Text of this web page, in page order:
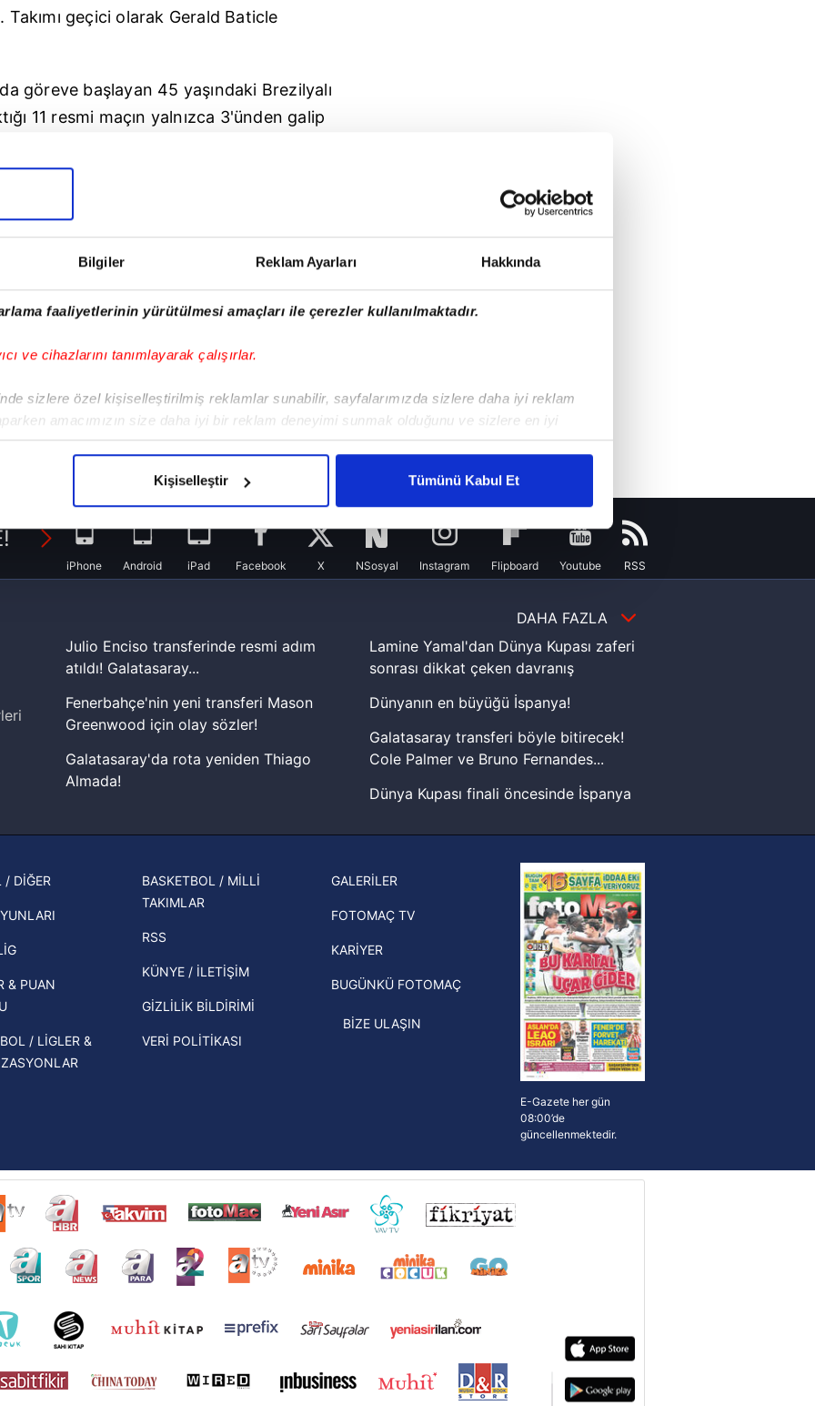
Bilgiler Reklam Ayarları Hakkında
faaliyetlerinin yürütülmesi amaçları ile çerezler kullanılmaktadır.
ve cihazlarını tanımlayarak çalışırlar.
sizlere özel kişiselleştirilmiş reklamlar sunabilir, sayfalarımızda sizlere daha iyi reklam
amacımızın size daha iyi bir reklam deneyimi sunmak olduğunu ve sizlere en iyi
gelen çabayı gösterdiğimizi ve bu noktada, reklamların maliyetlerimizi karşılamak
çerezlere izin vermedikleri takdirde, kullanıcılara hedefli reklamlar gösterilmeyecektir."
için İnternet Sitemizde kendimize ve üçüncü kişilere ait çerezler kullanılmaktadır. Bu
verileriniz işlenmekte olup gerekli olan çerezler bilgi toplumu hizmetlerinin sunulması
yer alan panel vasıtasıyla belirleyebilirsiniz. Çerezlere ilişkin detaylı bilgi için Ayarlar
ziyaret edebilirsiniz.
Kanunu uyarınca hazırlanmış Aydınlatma Metnimizi okumak ve sitemizde ilgili
çerezlerle ilgili bilgi almak için lütfen
Kişiselleştir Tümünü Kabul Et
geçici olarak Gerald Baticle
göreve başlayan 45 yaşındaki Brezilyalı
11 resmi maçın yalnızca 3'ünden galip
Lyon, lider Paris Saint-Germain'in
alıyor.
iPhone Android iPad Facebook X NSosyal Instagram Flipboard Youtube RSS
DAHA FAZLA
Julio Enciso transferinde resmi adım
atıldı! Galatasaray...
Fenerbahçe'nin yeni transferi Mason
Greenwood için olay sözler!
Galatasaray'da rota yeniden Thiago
Almada!
muhtemel rakibi belli oldu! Gornik
İspanya-Arjantin finalinin ardından dış
Beşiktaş'ın UEFA Avrupa Ligi'nde 3. Ön
Eleme Turu muhtemel rakipleri belli
Lamine Yamal'dan Dünya Kupası zaferi
sonrası dikkat çeken davranış
Dünyanın en büyüğü İspanya!
Galatasaray transferi böyle bitirecek!
Cole Palmer ve Bruno Fernandes...
Dünya Kupası finali öncesinde İspanya
şampiyonluk yüzüğü verilecek
Hernan Crespo, Meksika Ligi
ekiplerinden Atlas'ın yeni teknik
direktörü oldu
/ DİĞER
& PUAN
/ LİGLER &
BASKETBOL / MİLLİ
TAKIMLAR
RSS
KÜNYE / İLETİŞİM
GİZLİLİK BİLDİRİMİ
VERİ POLİTİKASI
GALERİLER
FOTOMAÇ TV
KARİYER
BUGÜNKÜ FOTOMAÇ
BİZE ULAŞIN
E-Gazete her gün
08:00’de
güncellenmektedir.